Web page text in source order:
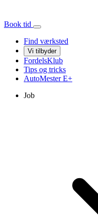
Book tid
Find værksted
Vi tilbyder
FordelsKlub
Tips og tricks
AutoMesterE+
Job